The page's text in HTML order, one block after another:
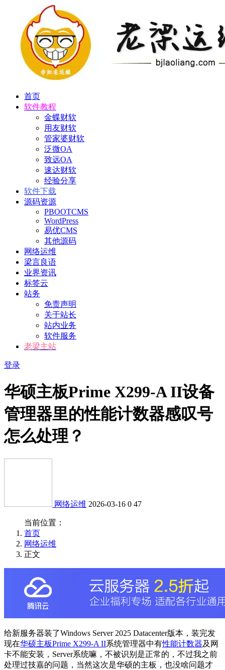
首页
软件教程
金蝶财软
用友财软
管家婆财软
泛微OA
致远OA
速达财软
经验分享
软件下载
源码资源
PBOOTCMS
WordPress
易优CMS
其他源码
网络运维
梁言良语
业界资讯
标签云
站务
免责声明
关于站长
站内业务
软件服务
老梁主站
登录
华硕主板Prime X299-A II设备
管理器里的性能计数器感叹号
怎么处理？
网络运维 2026-03-16 0 47
当前位置：
首页
网络运维
正文
给新服务器装了Windows Server 2025 Datacenter版本，装完发
现在华硕主板Prime X299-A II系统管理器中有性能计数器及网
卡不能安装，Server系统嘛，不被识别是正常的，不过我之前
处理过技嘉的问题，当然这次是华硕的主板，也没啥问题才